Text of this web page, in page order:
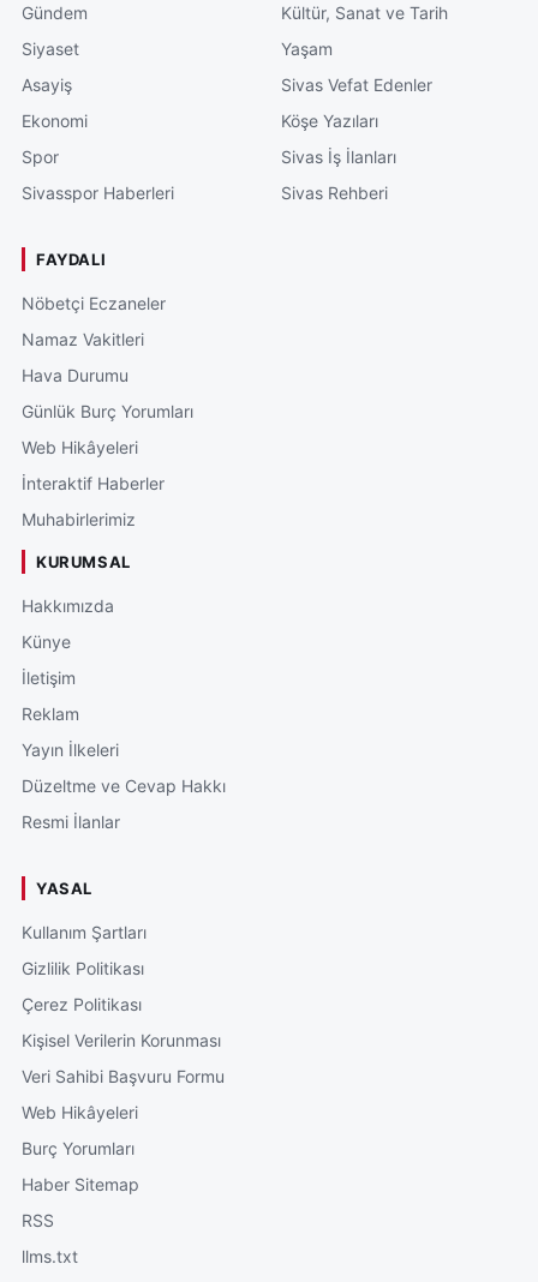
Gündem
Siyaset
Asayiş
Ekonomi
Spor
Sivasspor Haberleri
Kültür, Sanat ve Tarih
Yaşam
Sivas Vefat Edenler
Köşe Yazıları
Sivas İş İlanları
Sivas Rehberi
FAYDALI
Nöbetçi Eczaneler
Namaz Vakitleri
Hava Durumu
Günlük Burç Yorumları
Web Hikâyeleri
İnteraktif Haberler
Muhabirlerimiz
KURUMSAL
Hakkımızda
Künye
İletişim
Reklam
Yayın İlkeleri
Düzeltme ve Cevap Hakkı
Resmi İlanlar
YASAL
Kullanım Şartları
Gizlilik Politikası
Çerez Politikası
Kişisel Verilerin Korunması
Veri Sahibi Başvuru Formu
Web Hikâyeleri
Burç Yorumları
Haber Sitemap
RSS
llms.txt